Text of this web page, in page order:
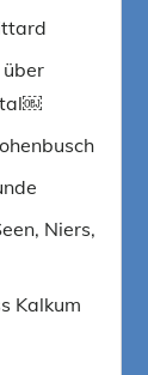
Niers,
Kalkum